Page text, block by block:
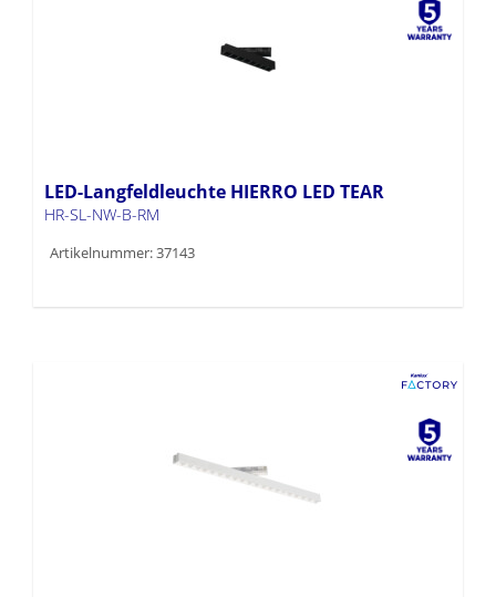
LED-Langfeldleuchte HIERRO LED TEAR
HR-SL-NW-B-RM
Artikelnummer: 37143